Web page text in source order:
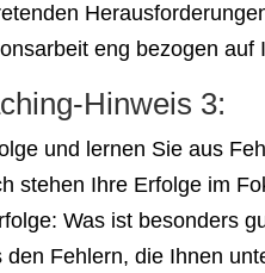
eng bezogen
Hinweis 3:
und lernen Sie aus
stehen Ihre Erfolge im
Was ist besonders
den Fehlern, die Ihnen